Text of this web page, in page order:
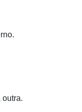
outra.